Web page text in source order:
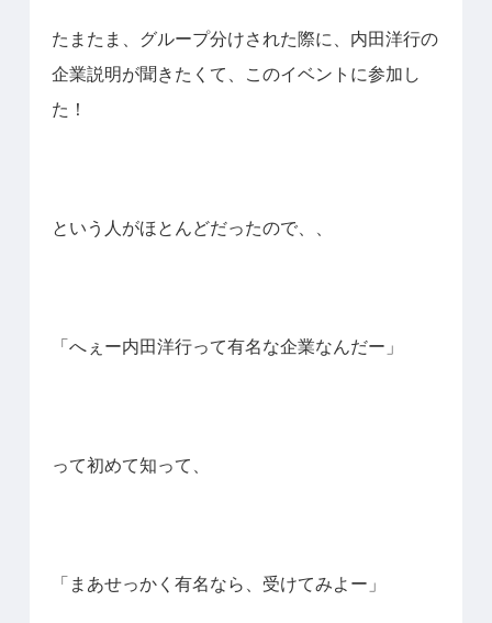
たまたま、グループ分けされた際に、内田洋行の
企業説明が聞きたくて、このイベントに参加し
た！
という人がほとんどだったので、、
「へぇー内田洋行って有名な企業なんだー」
って初めて知って、
「まあせっかく有名なら、受けてみよー」